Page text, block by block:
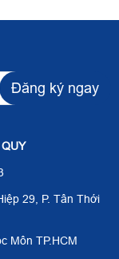
Đăng ký ngay
29, P. Tân Thới
Môn TP.HCM